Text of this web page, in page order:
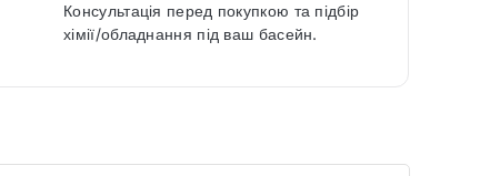
Консультація перед покупкою та підбір
хімії/обладнання під ваш басейн.